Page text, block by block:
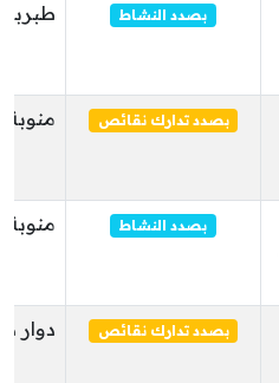
بصدد النشاط طبربة
بصدد تدارك نقائص منوبة
بصدد النشاط منوبة
بصدد تدارك نقائص دوار